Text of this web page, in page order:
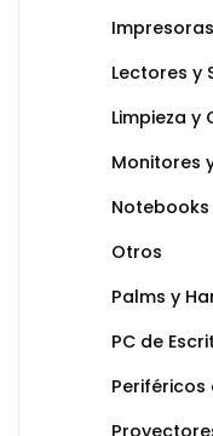
Lectores y
Limpieza y
Monitores
Otros
Palms y
PC de
Periféricos